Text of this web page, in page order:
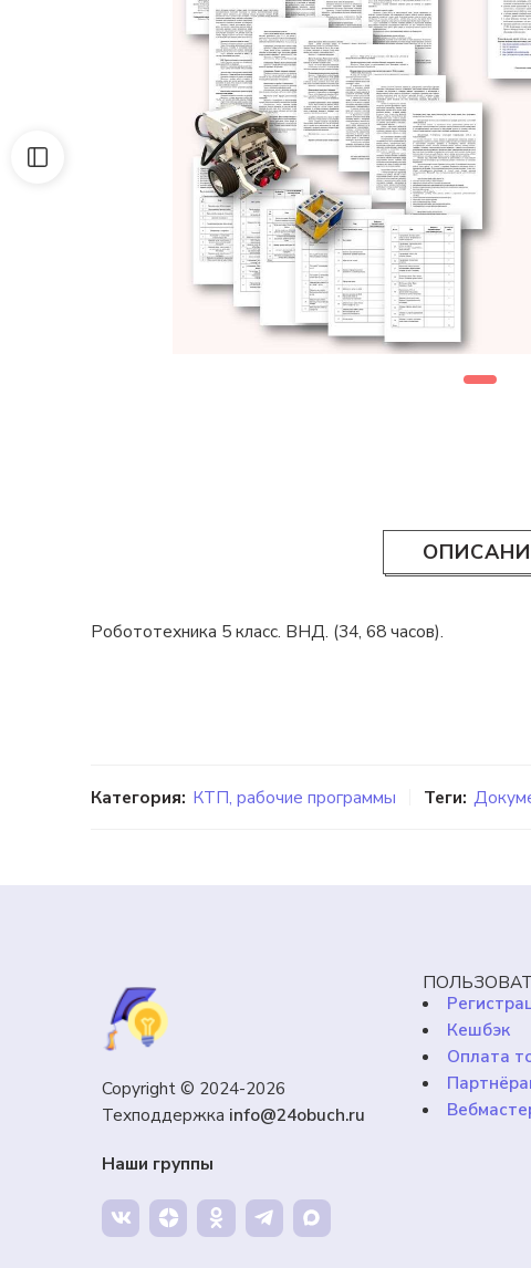
Робототехника 5 класс. ВНД. (34, 68 часов).
Категория: КТП, рабочие программы Теги:
Copyright © 2024-2026
Техподдержка info@24obuch.ru
Наши группы
Кешбэк
Оплата